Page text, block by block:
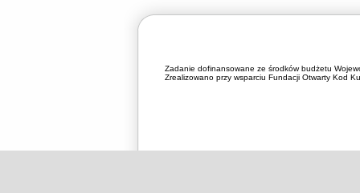
Zadanie dofinansowane ze środków budżetu
Zrealizowano przy wsparciu Fundacji Otwarty Kod